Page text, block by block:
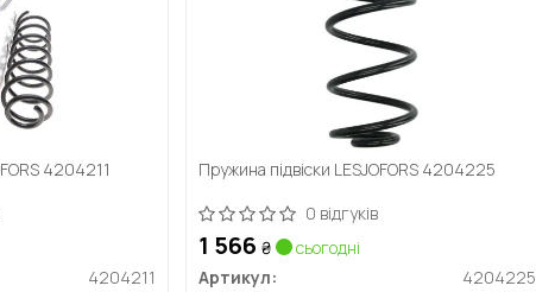
4204211
4204211
Пружина підвіски LESJOFORS 4204225
0 відгуків
1 566₴
сьогодні
Артикул:
4204225